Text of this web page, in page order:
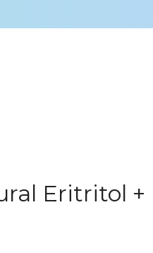
Eritritol